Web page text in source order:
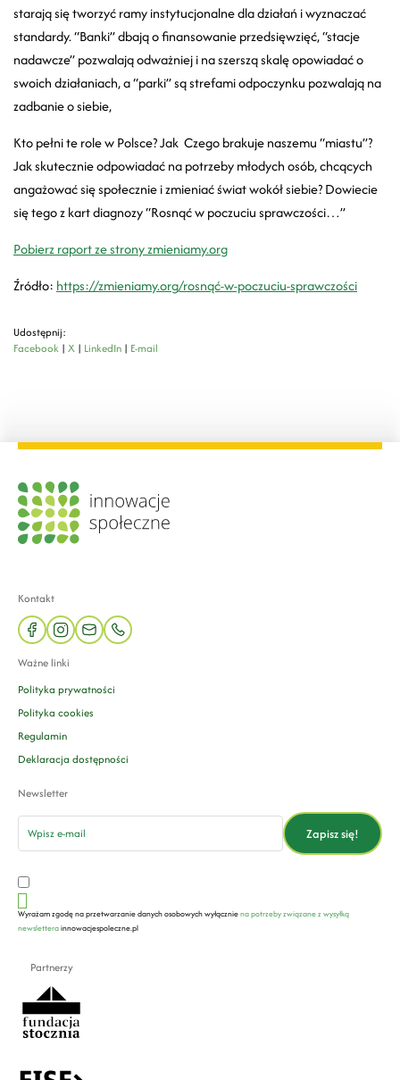
starają się tworzyć ramy instytucjonalne dla działań i wyznaczać
standardy. “Banki” dbają o finansowanie przedsięwzięć, “stacje
nadawcze” pozwalają odważniej i na szerszą skalę opowiadać o
swoich działaniach, a “parki” są strefami odpoczynku pozwalają na
zadbanie o siebie,
Kto pełni te role w Polsce? Jak Czego brakuje naszemu “miastu”?
Jak skutecznie odpowiadać na potrzeby młodych osób, chcących
angażować się społecznie i zmieniać świat wokół siebie? Dowiecie
się tego z kart diagnozy “Rosnąć w poczuciu sprawczości…”
Pobierz raport ze strony zmieniamy.org
Źródło: https://zmieniamy.org/rosnąć-w-poczuciu-sprawczości
Udostępnij:
Facebook | X | LinkedIn | E-mail
Kontakt
facebookinstagram
mail phone
Ważne linki
Polityka prywatności
Polityka cookies
Regulamin
Deklaracja dostępności
Newsletter
email
Zapisz się!
Wyrażam zgodę na przetwarzanie danych osobowych wyłączniena potrzeby związane z wysyłką
newsletterainnowacjespoleczne.pl
Partnerzy